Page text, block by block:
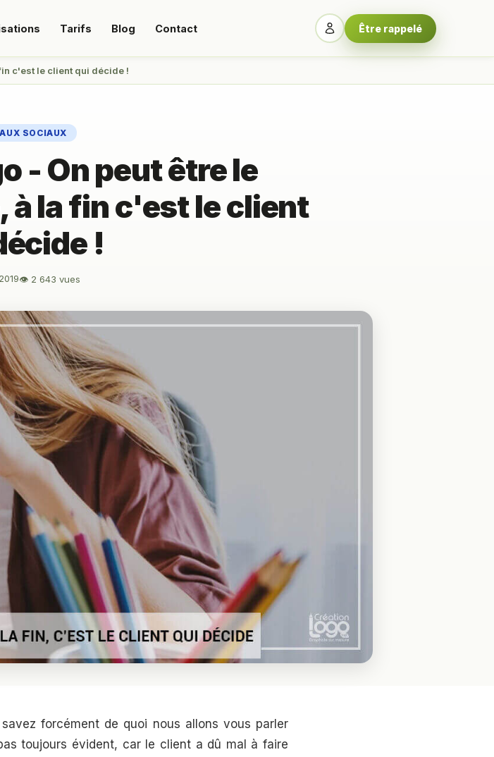
Tarifs Blog Contact Être rappelé
c'est le client qui décide !
SOCIAUX
- On peut être le
la fin c'est le client
!
👁 2 643 vues
forcément de quoi nous allons vous parler
toujours évident, car le client a dû mal à faire